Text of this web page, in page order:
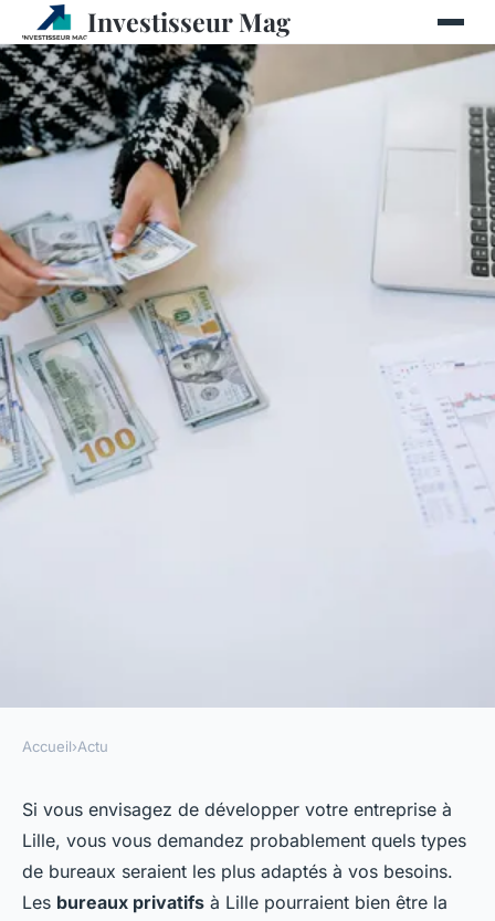
Investisseur Mag
10 raisons de choisir des
bureaux privatifs à lille pour
votre entreprise
Accueil›Actu
Si vous envisagez de développer votre entreprise à
Lille, vous vous demandez probablement quels types
de bureaux seraient les plus adaptés à vos besoins.
Les bureaux privatifs à Lille pourraient bien être la